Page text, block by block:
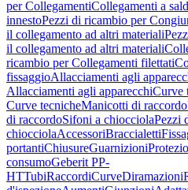
per CollegamentiCollegamenti a
innestoPezzi di ricambio per
il collegamento ad altri materiali
il collegamento ad altri materiali
ricambio per Collegamenti filettati
fissaggioAllacciamenti agli
Allacciamenti agli apparecchiCurve
Curve tecnicheManicotti di raccordo
di raccordoSifoni a chiocciolaPezzi
chiocciolaAccessoriBraccialetti
portantiChiusureGuarnizioni
consumoGeberit PP-
HTTubiRaccordiCurveDiramazioni